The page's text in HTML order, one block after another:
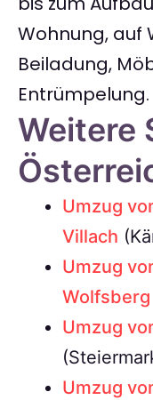
Wohnung, auf
Beiladung,
Entrümpelung.
Weitere
Umzug
Villach
Umzug
Wolfsberg
Umzug
Umzug